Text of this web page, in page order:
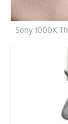
Sony 1000X